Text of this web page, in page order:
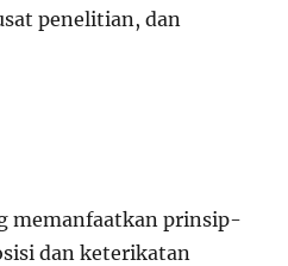
penelitian, dan
memanfaatkan prinsip-
dan keterikatan